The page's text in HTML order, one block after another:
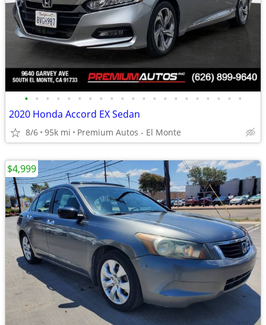
• • • • • • • • • • • • • • • • • • • • •
2020 Honda Accord EX Sedan
8/6 95k mi Premium Autos - El Monte
$4,999